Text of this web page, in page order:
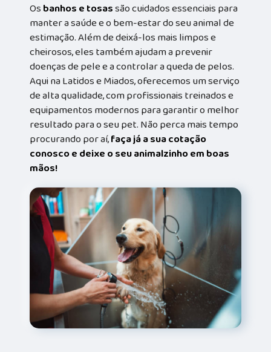
Osbanhos e tosassão cuidados essenciais para
manter a saúde e o bem-estar do seu animal de
estimação. Além de deixá-los mais limpos e
cheirosos, eles também ajudam a prevenir
doenças de pele e a controlar a queda de pelos.
Aqui na Latidos e Miados, oferecemos um serviço
de alta qualidade, com profissionais treinados e
equipamentos modernos para garantir o melhor
resultado para o seu pet. Não perca mais tempo
procurando por aí,faça já a sua cotação
conosco e deixe o seu animalzinho em boas
mãos!